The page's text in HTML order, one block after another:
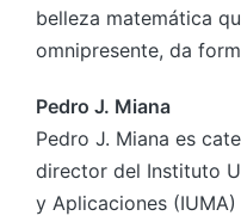
belleza matemática
omnipresente, da
Pedro J. Miana
Pedro J. Miana es
director del Instituto
y Aplicaciones